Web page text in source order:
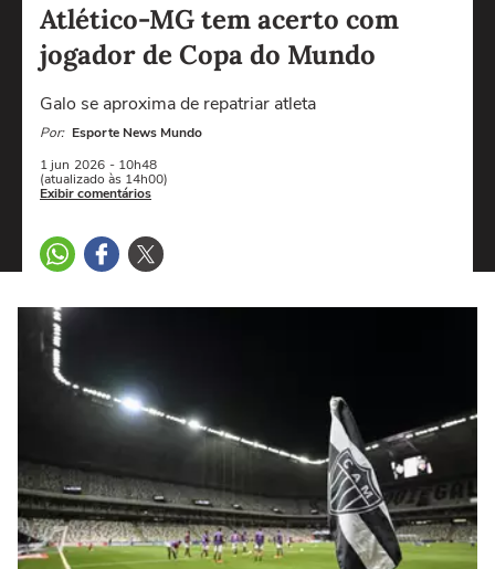
Atlético-MG tem acerto com
jogador de Copa do Mundo
Galo se aproxima de repatriar atleta
Por: Esporte News Mundo
1 jun 2026 - 10h48
(atualizado às 14h00)
Exibir comentários